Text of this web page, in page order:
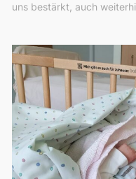
uns bestärkt, auch